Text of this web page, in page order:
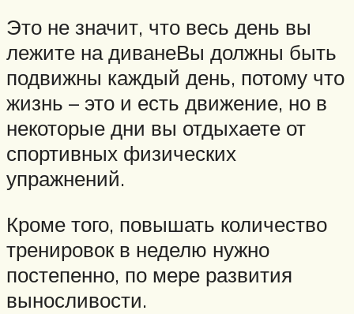
Это не значит, что весь день вы
лежите на диванеВы должны быть
подвижны каждый день, потому что
жизнь – это и есть движение, но в
некоторые дни вы отдыхаете от
спортивных физических
упражнений.
Кроме того, повышать количество
тренировок в неделю нужно
постепенно, по мере развития
выносливости.